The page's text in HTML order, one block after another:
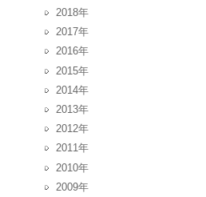
2018
2017
2016
2015
2014
2013
2012
2011
2010
2009